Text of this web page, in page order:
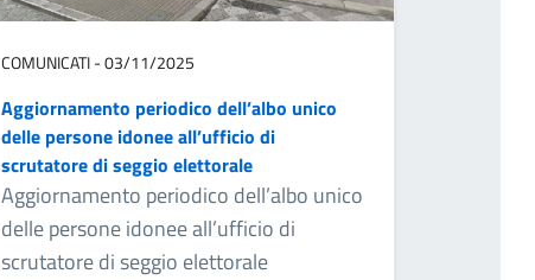
COMUNICATI - 03/11/2025
Aggiornamento periodico dell’albo unico
delle persone idonee all’ufficio di
scrutatore di seggio elettorale
Aggiornamento periodico dell’albo unico
delle persone idonee all’ufficio di
scrutatore di seggio elettorale